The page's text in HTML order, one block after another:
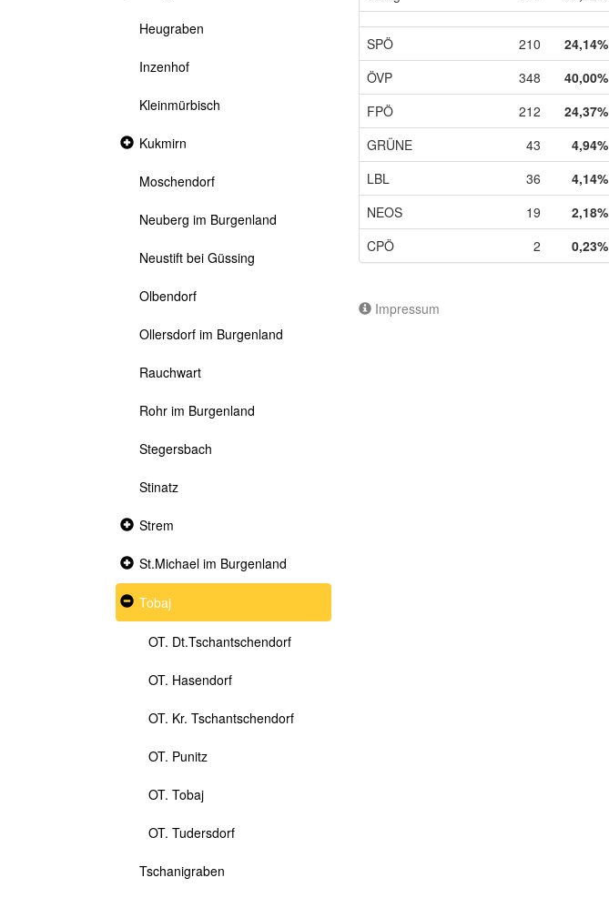
Heugraben
Inzenhof
Kleinmürbisch
Collapsed
Kukmirn
Moschendorf
Neuberg im Burgenland
Neustift bei Güssing
Olbendorf
Ollersdorf im Burgenland
Rauchwart
Rohr im Burgenland
Stegersbach
Stinatz
Collapsed
Strem
Collapsed
St.Michael im Burgenland
Expanded
section
Tobaj
OT. Dt.Tschantschendorf
OT. Hasendorf
OT. Kr. Tschantschendorf
OT. Punitz
OT. Tobaj
OT. Tudersdorf
Tschanigraben
SPÖ 210 24,14%
ÖVP
348 40,00%
FPÖ
212 24,37%
GRÜNE
43 4,94%
LBL
36 4,14%
NEOS
19 2,18%
CPÖ
2 0,23%
Impressum